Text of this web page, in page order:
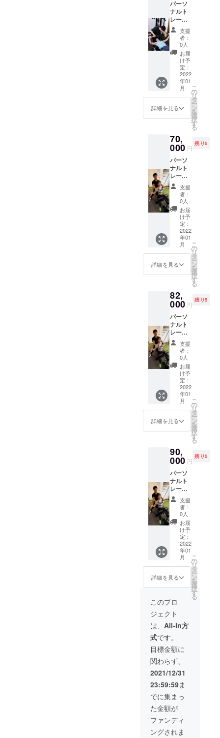
2022年
3月31日
おりま
す！
ウェ
ア・
シュー
ズ等の
レンタ
ルを全
て提供
致しま
す。
LINEに
よる食
事指
ており
ます。
ご利用
可能期
間:2022
年1月4
日〜
2022年
3月31日
パーソ
ナルト
レーニ
ング30
分+キッ
クボク
ササイ
ズ30分
×8回
コース
4回コー
スでや
るより
お得な
クラウ
ドファ
ング限
定価格
になっ
ており
ます！
ウェ
ア・
シュー
ズ等の
レンタ
ルを全
て提供
致しま
す。
LINEに
よる食
事指
ており
ます。
ご利用
可能期
間:2022
年1月4
日〜
2022年
3月31日
支援
者：
0人
お届
け予
定：
2022
年01
月
詳細を見る
こ
の
リ
タ
ー
ン
を
選
択
す
る
70,
000 円
残り5
パーソ
ナルト
レーニ
ング60
分×12回
コース
8回コー
スでや
るより
お得な
クラウ
ドファ
ンディ
ング限
定価格
になっ
ます！
ウェ
ア・
シュー
ズ等の
レンタ
ルを全
て提供
致しま
す。
LINEに
よる食
事指
導。が
セット
になっ
ており
間:2022
年1月4
日〜
2022年
3月31日
支援
者：
0人
お届
け予
定：
2022
年01
月
詳細を見る
こ
の
リ
タ
ー
ン
を
選
択
す
る
82,
000 円
残り5
パーソ
ナルト
レーニ
ング60
分+ペア
スト
レッチ
×30分
×12回
コース
8回コー
スでや
るより
お得な
クラウ
ドファ
ング限
定価格
になっ
ており
ます！
ウェ
ア・
シュー
ズ等の
レンタ
ルを全
て提供
致しま
す。
LINEに
よる食
事指
になっ
ており
ます。
ご利用
可能期
間:2022
年1月4
日〜
2022年
3月31日
支援
者：
0人
お届
け予
定：
2022
年01
月
詳細を見る
こ
の
リ
タ
ー
ン
を
選
択
す
る
90,
000 円
残り5
パーソ
ナルト
レーニ
ング30
分+キッ
クボク
ササイ
ズ30分
×12回
コース
8回コー
スでや
るより
お得な
クラウ
ドファ
ンディ
ング限
定価格
になっ
ており
ます！
ウェ
ア・
シュー
ズ等の
レンタ
ルを全
て提供
致しま
す。
LINEに
よる食
事指
支援
者：
0人
お届
け予
定：
2022
年01
月
詳細を見る
こ
の
リ
タ
ー
ン
を
選
択
す
る
このプロ
ジェクト
は、 All-In方
式です。
目標金額に
関わらず、
2021/12/31
23:59:59ま
でに集まっ
た金額が
ファンディ
ングされま